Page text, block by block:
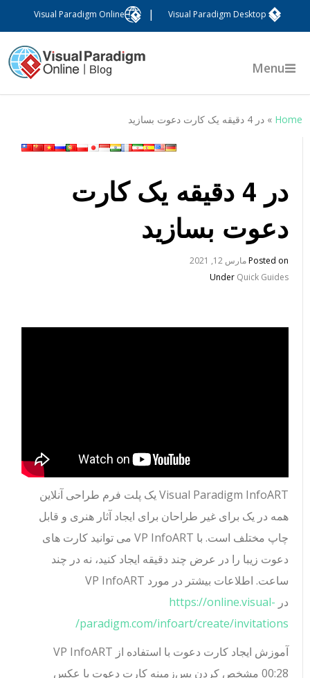
Visual Paradigm Desktop
Visual Paradigm Online
Menu
Home
» در 4 دقیقه یک کارت دعوت بسازید
در 4 دقیقه یک کارت
دعوت بسازید
Posted onمارس 12, 2021
UnderQuick Guides
Visual Paradigm InfoART یک پلت فرم طراحی آنلاین
همه در یک برای غیر طراحان برای ایجاد آثار هنری و قابل
چاپ مختلف است. با VP InfoART می توانید کارت های
دعوت زیبا را در عرض چند دقیقه ایجاد کنید، نه در چند
ساعت. اطلاعات بیشتر در مورد VP InfoART
درhttps://online.visual-
paradigm.com/infoart/create/invitations/
آموزش ایجاد کارت دعوت با استفاده از VP InfoART
00:28 مشخص کردن پس‌زمینه کارت دعوت با عکس